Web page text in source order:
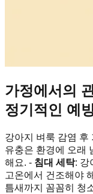
가정에서의
정기적인 예
강아지 벼룩 감염 후
유충은 환경에 오래
해요. - 침대 세탁: 강
고온에서 건조해야
틈새까지 꼼꼼히 청